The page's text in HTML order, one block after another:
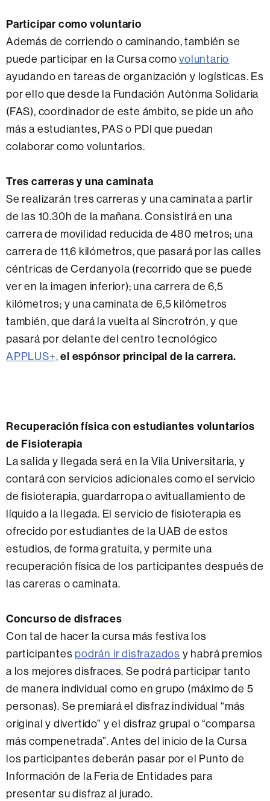
Participar como voluntario
Además de corriendo o caminando, también se
puede participar en la Cursa comovoluntario
ayudando en tareas de organización y logísticas. Es
por ello que desde la Fundación Autònma Solidaria
(FAS), coordinador de este ámbito, se pide un año
más a estudiantes, PAS o PDI que puedan
colaborar como voluntarios.
Tres carreras y una caminata
Se realizarán tres carreras y una caminata a partir
de las 10.30h de la mañana. Consistirá en una
carrera de movilidad reducida de 480 metros; una
carrera de 11,6 kilómetros, que pasará por las calles
céntricas de Cerdanyola (recorrido que se puede
ver en la imagen inferior); una carrera de 6,5
kilómetros; y una caminata de 6,5 kilómetros
también, que dará la vuelta al Sincrotrón, y que
pasará por delante del centro tecnológico
APPLUS+,el espónsor principal de la carrera.
Recuperación física con estudiantes voluntarios
de Fisioterapia
La salida y llegada será en la Vila Universitaria, y
contará con servicios adicionales como el servicio
de fisioterapia, guardarropa o avituallamiento de
líquido a la llegada. El servicio de fisioterapia es
ofrecido por estudiantes de la UAB de estos
estudios, de forma gratuita, y permite una
recuperación física de los participantes después de
las careras o caminata.
Concurso de disfraces
Con tal de hacer la cursa más festiva los
participantes podrán ir disfrazados y habrá premios
a los mejores disfraces. Se podrá participar tanto
de manera individual como en grupo (máximo de 5
personas). Se premiará el disfraz individual “más
original y divertido” y el disfraz grupal o “comparsa
más compenetrada”. Antes del inicio de la Cursa
los participantes deberán pasar por el Punto de
Información de la Feria de Entidades para
presentar su disfraz al jurado.